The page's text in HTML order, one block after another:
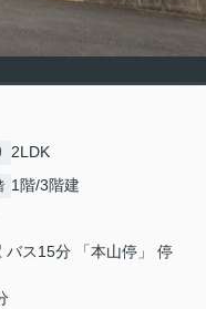
2LDK
1階/3階建
バス15分 「本山停」 停